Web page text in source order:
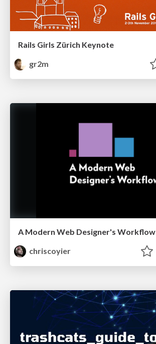
Rails Girls Zürich Keynote
gr2m
A Modern Web Designer's Workflow
chriscoyier